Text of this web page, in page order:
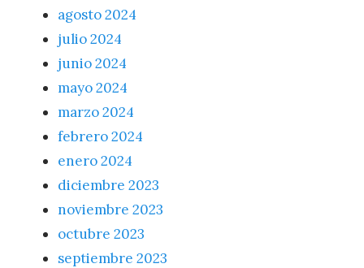
agosto 2024
julio 2024
junio 2024
mayo 2024
marzo 2024
febrero 2024
enero 2024
diciembre 2023
noviembre 2023
octubre 2023
septiembre 2023